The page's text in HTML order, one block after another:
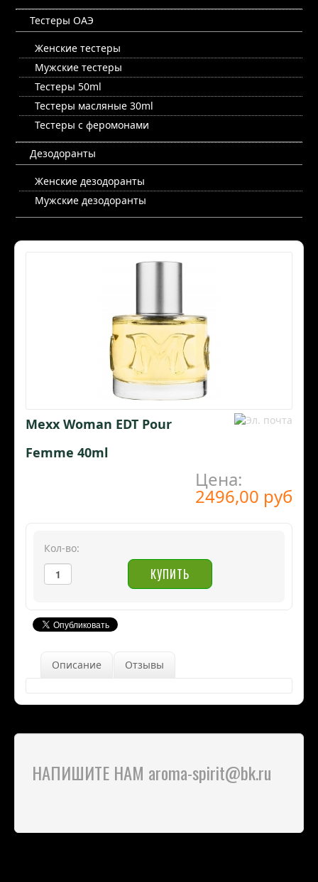
Тестеры ОАЭ
Женские тестеры
Мужские тестеры
Тестеры 50ml
Тестеры масляные 30ml
Тестеры с феромонами
Дезодоранты
Женские дезодоранты
Мужские дезодоранты
Mexx Woman EDT Pour
Femme 40ml
Цена:
2496,00 руб
Кол-во:
Описание Отзывы
НАПИШИТЕ НАМ aroma-spirit@bk.ru